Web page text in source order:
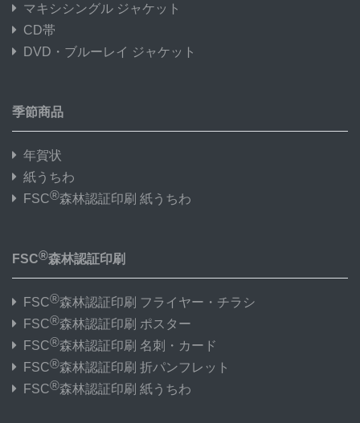
マキシシングル ジャケット
CD帯
DVD・ブルーレイ ジャケット
季節商品
年賀状
紙うちわ
FSC®森林認証印刷 紙うちわ
FSC®森林認証印刷
FSC®森林認証印刷 フライヤー・チラシ
FSC®森林認証印刷 ポスター
FSC®森林認証印刷 名刺・カード
FSC®森林認証印刷 折パンフレット
FSC®森林認証印刷 紙うちわ